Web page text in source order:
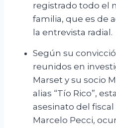
registrado todo el
familia, que es de
la entrevista radial.
Según su
reunidos en
Marset y su socio
alias “Tío Rico”,
asesinato del
Marcelo Pecci,